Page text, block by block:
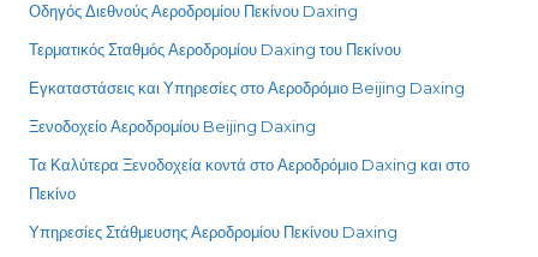
Οδηγός Διεθνούς Αεροδρομίου Πεκίνου Daxing
Τερματικός Σταθμός Αεροδρομίου Daxing του Πεκίνου
Εγκαταστάσεις και Υπηρεσίες στο Αεροδρόμιο Beijing Daxing
Ξενοδοχείο Αεροδρομίου Beijing Daxing
Τα Καλύτερα Ξενοδοχεία κοντά στο Αεροδρόμιο Daxing και στο
Πεκίνο
Υπηρεσίες Στάθμευσης Αεροδρομίου Πεκίνου Daxing